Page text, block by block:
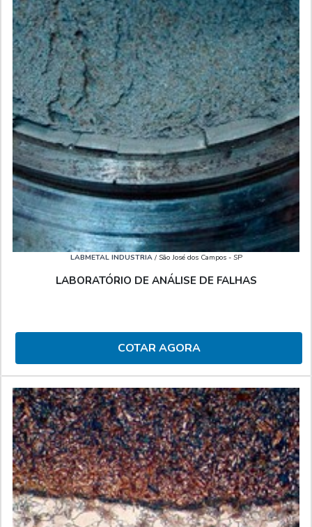
LABMETAL INDUSTRIA/ São José dos Campos - SP
LABORATÓRIO DE ANÁLISE DE FALHAS
COTAR AGORA